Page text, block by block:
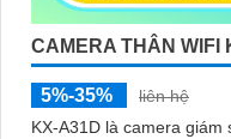
CAMERA THÂN WIFI
5%-35%
liên hệ
KX-A31D là camera